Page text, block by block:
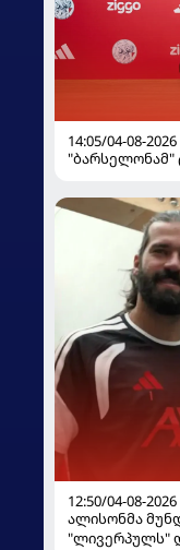
14:05/04-08-2026
"ბარსელონამ"
12:50/04-08-2026
ალისონმა
"ლივერპულს"